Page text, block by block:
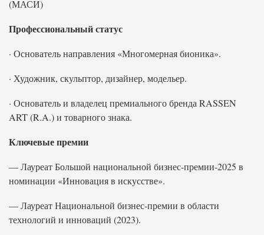
(МАСИ)
Профессиональный статус
· Основатель направления «Многомерная бионика».
· Художник, скульптор, дизайнер, модельер.
· Основатель и владелец премиального бренда RASSEN
ART (R.A.) и товарного знака.
Ключевые премии
— Лауреат Большой национальной бизнес-премии‑2025 в
номинации «Инновация в искусстве».
— Лауреат Национальной бизнес-премии в области
технологий и инноваций (2023).